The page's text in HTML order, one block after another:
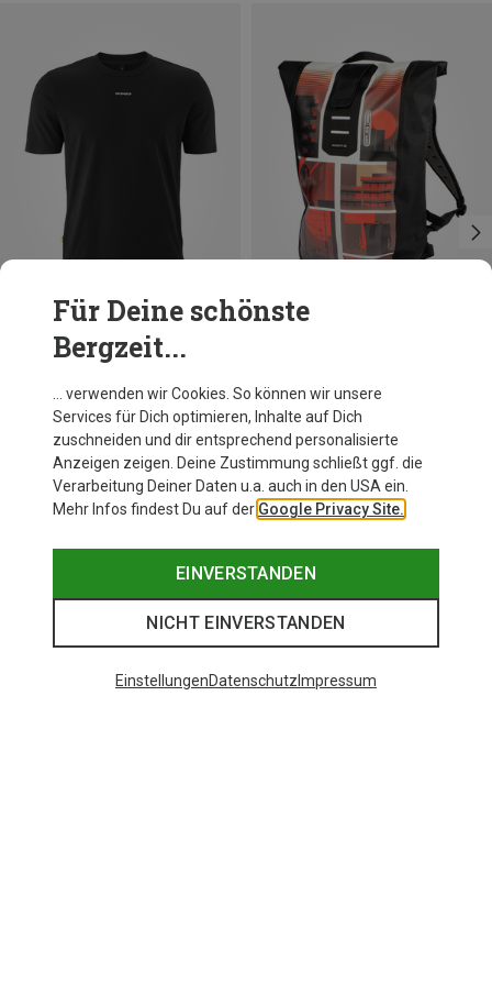
Du sparst bis 17%
Ortlieb
Velocity Design Fahrradtasche
124,95 €
Für Deine schönste
Bergzeit...
… verwenden wir Cookies. So können wir unsere
Services für Dich optimieren, Inhalte auf Dich
zuschneiden und dir entsprechend personalisierte
Anzeigen zeigen. Deine Zustimmung schließt ggf. die
Verarbeitung Deiner Daten u.a. auch in den USA ein.
Mehr Infos findest Du auf der Google Privacy Site.
EINVERSTANDEN
NICHT EINVERSTANDEN
EinstellungenDatenschutz Impressum